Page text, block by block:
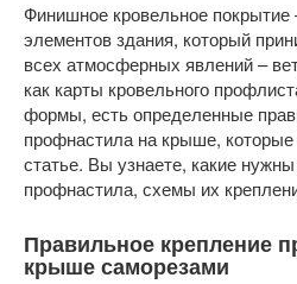
Финишное кровельное
элементов здания, который
всех атмосферных явлений –
как карты кровельного
формы, есть определенные
профнастила на крыше,
статье. Вы узнаете, какие
профнастила, схемы их
Правильное крепление
крыше саморезами